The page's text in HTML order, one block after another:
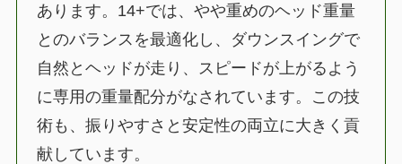
あります。14+では、やや重めのヘッド重量
とのバランスを最適化し、ダウンスイングで
自然とヘッドが走り、スピードが上がるよう
に専用の重量配分がなされています。この技
術も、振りやすさと安定性の両立に大きく貢
献しています。